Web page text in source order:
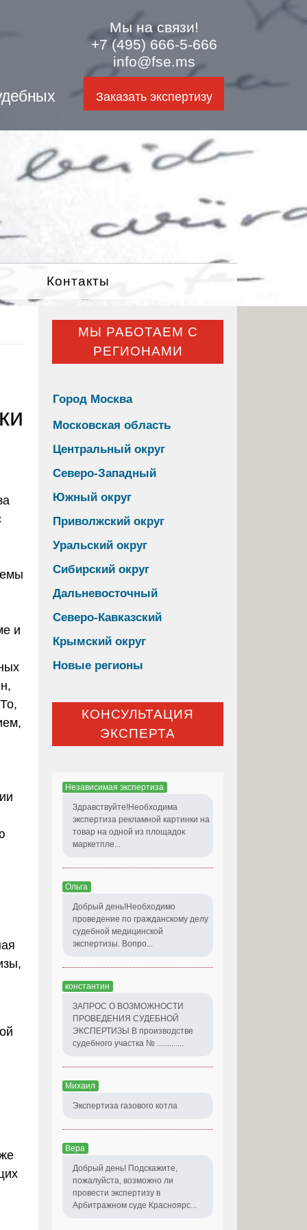
Мы на связи!
+7 (495) 666-5-666
info@fse.ms
Заказать экспертизу
Контакты
и
МЫ РАБОТАЕМ С
РЕГИОНАМИ
Город Москва
Московская область
Центральный округ
Северо-Западный
Южный округ
Приволжский округ
Уральский округ
Сибирский округ
Дальневосточный
Северо-Кавказский
Крымский округ
Новые регионы
КОНСУЛЬТАЦИЯ
ЭКСПЕРТА
Независимая экспертиза
Здравствуйте!Необходима
экспертиза рекламной картинки на
товар на одной из площадок
маркетпле...
Ольга
Добрый день!Необходимо
проведение по гражданскому делу
судебной медицинской
экспертизы. Вопро...
константин
ЗАПРОС О ВОЗМОЖНОСТИ
ПРОВЕДЕНИЯ СУДЕБНОЙ
ЭКСПЕРТИЗЫ В производстве
судебного участка № .............
Михаил
Экспертиза газового котла
Вера
Добрый день! Подскажите,
пожалуйста, возможно ли
провести экспертизу в
Арбитражном суде Красноярс...